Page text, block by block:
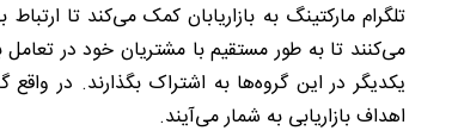
تلگرام مارکتینگ به بازاریابان کمک می‌کند تا
می‌کنند تا به طور مستقیم با مشتریان خود در تعامل
یکدیگر در این گروه‌ها به اشتراک بگذارند. در
اهداف بازاریابی به شمار می‌آیند.